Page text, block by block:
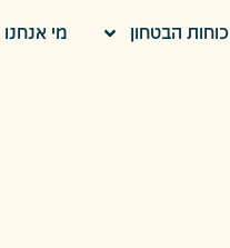
כוחות הבטחון מי אנחנו